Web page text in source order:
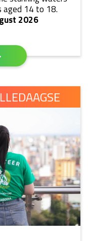
14 to 18.
2026